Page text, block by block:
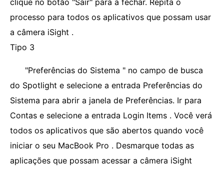
clique no botão "Sair" para a fechar. Repita o
processo para todos os aplicativos que possam usar
a câmera iSight .
Tipo 3
"Preferências do Sistema " no campo de busca
do Spotlight e selecione a entrada Preferências do
Sistema para abrir a janela de Preferências. Ir para
Contas e selecione a entrada Login Items . Você verá
todos os aplicativos que são abertos quando você
iniciar o seu MacBook Pro . Desmarque todas as
aplicações que possam acessar a câmera iSight